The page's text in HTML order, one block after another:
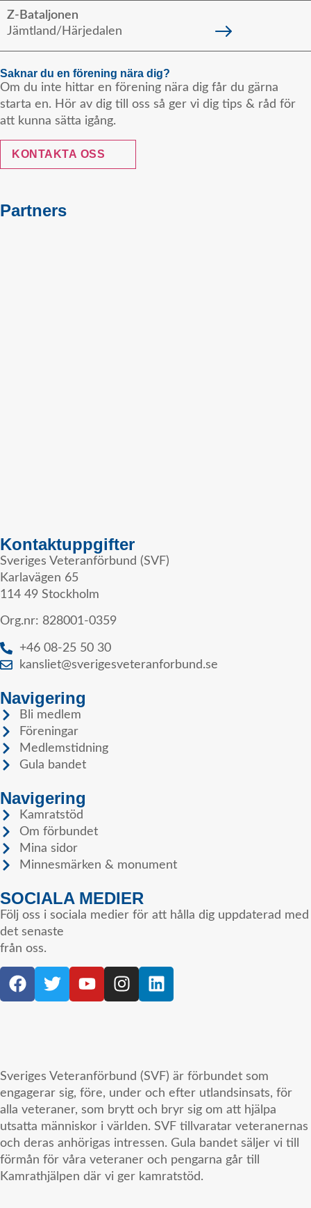
Z-Bataljonen
Jämtland/Härjedalen
Saknar du en förening nära dig?
Om du inte hittar en förening nära dig får du gärna
starta en. Hör av dig till oss så ger vi dig tips & råd för
att kunna sätta igång.
KONTAKTA OSS
Partners
Kontaktuppgifter
Sveriges Veteranförbund (SVF)
Karlavägen 65
114 49 Stockholm
Org.nr: 828001-0359
+46 08-25 50 30
kansliet@sverigesveteranforbund.se
Navigering
Bli medlem
Föreningar
Medlemstidning
Gula bandet
Navigering
Kamratstöd
Om förbundet
Mina sidor
Minnesmärken & monument
SOCIALA MEDIER
Följ oss i sociala medier för att hålla dig uppdaterad med
det senaste
från oss.
Sveriges Veteranförbund (SVF) är förbundet som
engagerar sig, före, under och efter utlandsinsats, för
alla veteraner, som brytt och bryr sig om att hjälpa
utsatta människor i världen. SVF tillvaratar veteranernas
och deras anhörigas intressen. Gula bandet säljer vi till
förmån för våra veteraner och pengarna går till
Kamrathjälpen där vi ger kamratstöd.